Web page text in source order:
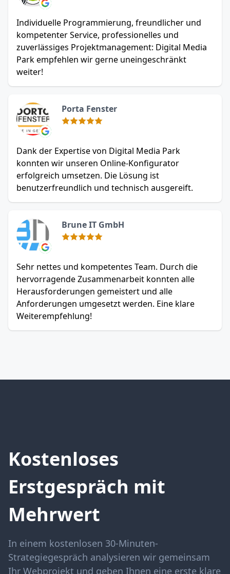
Individuelle Programmierung, freundlicher und
kompetenter Service, professionelles und
zuverlässiges Projektmanagement: Digital Media
Park empfehlen wir gerne uneingeschränkt
weiter!
Porta Fenster
Dank der Expertise von Digital Media Park
konnten wir unseren Online-Konfigurator
erfolgreich umsetzen. Die Lösung ist
benutzerfreundlich und technisch ausgereift.
Brune IT GmbH
Sehr nettes und kompetentes Team. Durch die
hervorragende Zusammenarbeit konnten alle
Herausforderungen gemeistert und alle
Anforderungen umgesetzt werden. Eine klare
Weiterempfehlung!
Kostenloses
Erstgespräch mit
Mehrwert
In einem kostenlosen 30-Minuten-
Strategiegespräch analysieren wir gemeinsam
Ihr Webprojekt und geben Ihnen eine erste klare